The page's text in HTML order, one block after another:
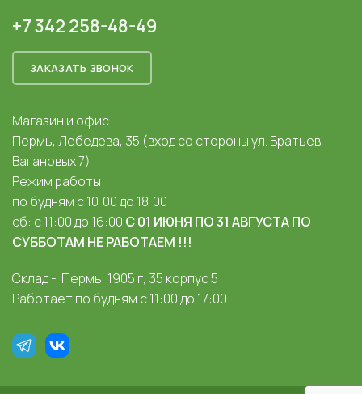
+7 342 258-48-49
ЗАКАЗАТЬ ЗВОНОК
Магазин и офис
Пермь, Лебедева, 35 (вход со стороны ул. Братьев
Вагановых 7)
Режим работы:
по будням с 10:00 до 18:00
сб: с 11:00 до 16:00 С 01 ИЮНЯ ПО 31 АВГУСТА ПО
СУББОТАМ НЕ РАБОТАЕМ !!!
Склад - Пермь, 1905 г, 35 корпус 5
Работает по будням с 11:00 до 17:00